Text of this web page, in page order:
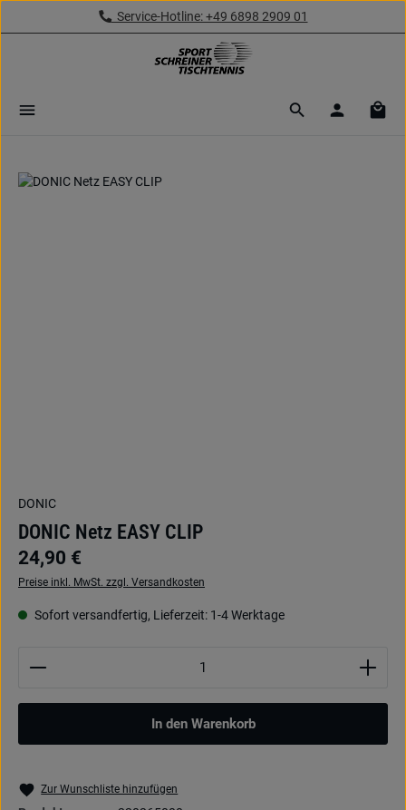
Zum Hauptinhalt springenService-Hotline: +49 6898 2909 01
Bildergalerie überspringen
DONIC
DONIC Netz EASY CLIP
24,90 €
Preise inkl. MwSt. zzgl. Versandkosten
Sofort versandfertig, Lieferzeit: 1-4 Werktage
Produkt Anzahl: Gib den gewünschten Wert ein
In den Warenkorb
Zur Wunschliste hinzufügen